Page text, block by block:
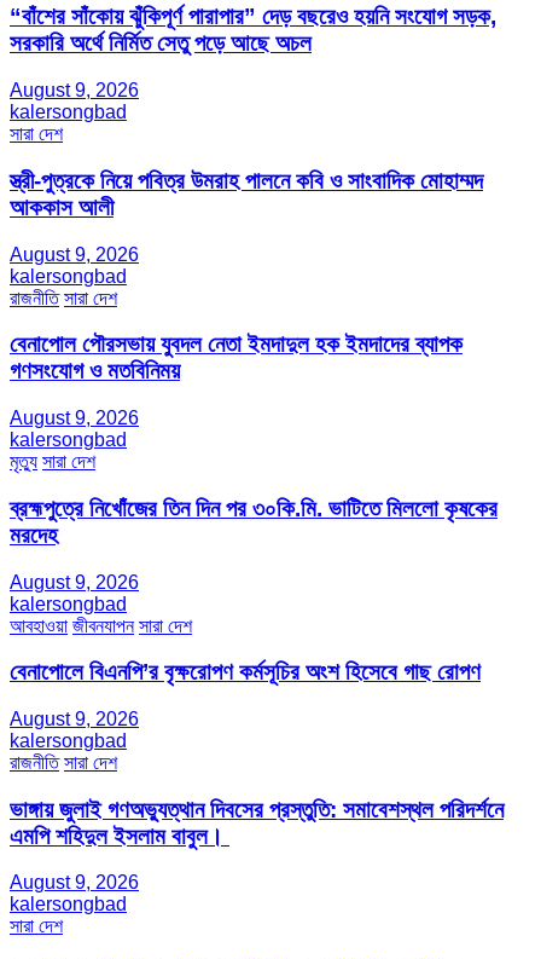
“বাঁশের সাঁকোয় ঝুঁকিপূর্ণ পারাপার” দেড় বছরেও হয়নি সংযোগ সড়ক,
সরকারি অর্থে নির্মিত সেতু পড়ে আছে অচল
August 9, 2026
kalersongbad
সারা দেশ
স্ত্রী-পুত্রকে নিয়ে পবিত্র উমরাহ পালনে কবি ও সাংবাদিক মোহাম্মদ
আককাস আলী
August 9, 2026
kalersongbad
রাজনীতি সারা দেশ
বেনাপোল পৌরসভায় যুবদল নেতা ইমদাদুল হক ইমদাদের ব্যাপক
গণসংযোগ ও মতবিনিময়
August 9, 2026
kalersongbad
মৃত্যু সারা দেশ
ব্রহ্মপুত্রে নিখোঁজের তিন দিন পর ৩০কি.মি. ভাটিতে মিললো কৃষকের
মরদেহ
August 9, 2026
kalersongbad
আবহাওয়া জীবনযাপন সারা দেশ
বেনাপোলে বিএনপি’র বৃক্ষরোপণ কর্মসূচির অংশ হিসেবে গাছ রোপণ
August 9, 2026
kalersongbad
রাজনীতি সারা দেশ
ভাঙ্গায় জুলাই গণঅভ্যুত্থান দিবসের প্রস্তুতি: সমাবেশস্থল পরিদর্শনে
এমপি শহিদুল ইসলাম বাবুল। ​
August 9, 2026
kalersongbad
সারা দেশ